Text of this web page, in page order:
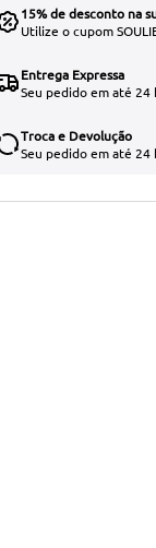
15% de desconto na
Utilize o cupom
Entrega Expressa
Seu pedido em até
Troca e Devolução
Seu pedido em até